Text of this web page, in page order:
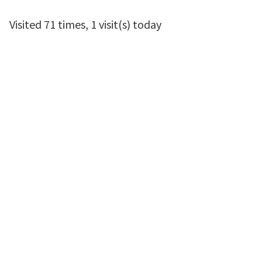
Visited 71 times, 1 visit(s) today